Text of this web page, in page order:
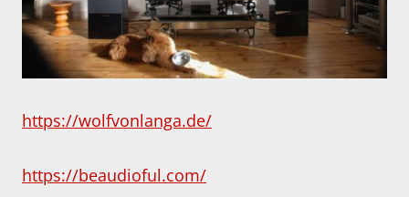
https://wolfvonlanga.de/
https://beaudioful.com/